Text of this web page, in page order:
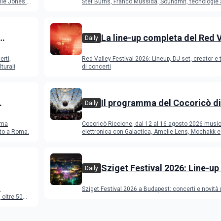
Jones e
Stef Burns, Franco Mussida, Soundmit, tecnologie
Daily La line-up completa del Red
Red Valley Festival 2026: Lineup, DJ set, creator e
di concerti
a Roma.
Daily Il programma del Cocoricò di
Cocoricò Riccione, dal 12 al 16 agosto 2026
elettronica con Galactica, Amelie Lens, Mochakk e
oltre 50
Daily Sziget Festival 2026: Line-up
Sziget Festival 2026 a Budapest: concerti e novità